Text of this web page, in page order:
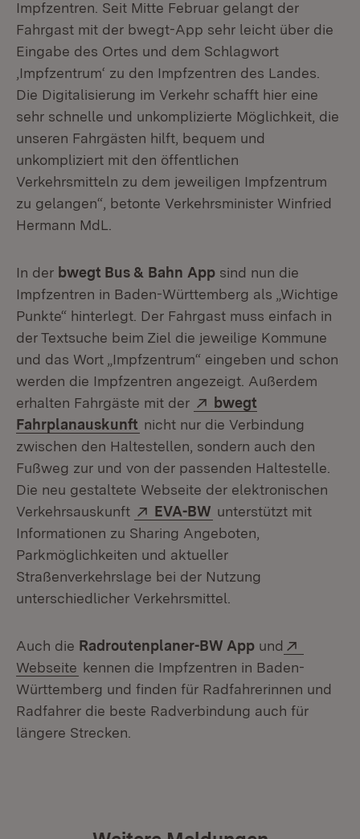
Impfzentren. Seit Mitte Februar gelangt der
Fahrgast mit der bwegt-App sehr leicht über die
Eingabe des Ortes und dem Schlagwort
‚Impfzentrum‘ zu den Impfzentren des Landes.
Die Digitalisierung im Verkehr schafft hier eine
sehr schnelle und unkomplizierte Möglichkeit, die
unseren Fahrgästen hilft, bequem und
unkompliziert mit den öffentlichen
Verkehrsmitteln zu dem jeweiligen Impfzentrum
zu gelangen“, betonte Verkehrsminister Winfried
Hermann MdL.
In der bwegt Bus & Bahn App sind nun die
Impfzentren in Baden-Württemberg als „Wichtige
Punkte“ hinterlegt. Der Fahrgast muss einfach in
der Textsuche beim Ziel die jeweilige Kommune
und das Wort „Impfzentrum“ eingeben und schon
werden die Impfzentren angezeigt. Außerdem
erhalten Fahrgäste mit der
Extern:
bwegt
Fahrplanauskunft (Öffnet in neuem Fenster)
nicht nur die Verbindung
zwischen den Haltestellen, sondern auch den
Fußweg zur und von der passenden Haltestelle.
Die neu gestaltete Webseite der elektronischen
Verkehrsauskunft
Extern:
EVA-BW (Öffnet in neuem
unterstützt mit
Informationen zu Sharing Angeboten,
Parkmöglichkeiten und aktueller
Straßenverkehrslage bei der Nutzung
unterschiedlicher Verkehrsmittel.
Auch die Radroutenplaner-BW App und
Webseite (Öffnet in neuem Fenster)
kennen die Impfzentren in Baden-
Württemberg und finden für Radfahrerinnen und
Radfahrer die beste Radverbindung auch für
längere Strecken.